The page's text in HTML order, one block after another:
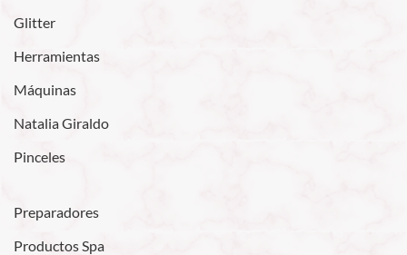
Glitter
Herramientas
Máquinas
Natalia Giraldo
Pinceles
Preparadores
Productos Spa